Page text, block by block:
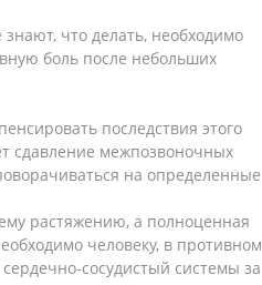
что делать, необходимо
боль после небольших
последствия этого
сдавление межпозвоночных
на определенные
растяжению, а полноценная
человеку, в противном
сосудистый системы за